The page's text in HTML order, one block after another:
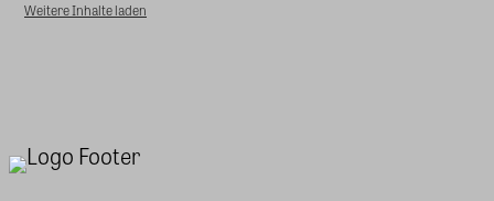
Weitere Inhalte laden